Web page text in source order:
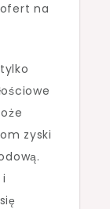
na
zyski